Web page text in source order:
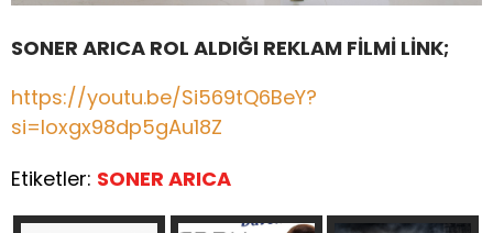
SONER ARICA ROL ALDIĞI REKLAM FİLMİ LİNK;
https://youtu.be/Si569tQ6BeY?
si=Ioxgx98dp5gAu18Z
Etiketler: SONER ARICA